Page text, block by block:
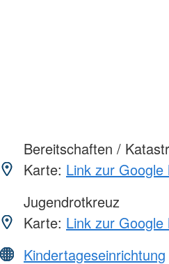
Bereitschaften /
Karte: Link zur
Jugendrotkreuz
Karte: Link zur
Kindertageseinrichtung